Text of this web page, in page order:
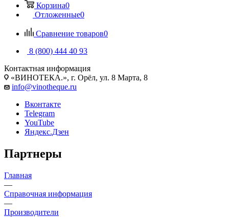
Корзина0
Отложенные0
Сравнение товаров0
8 (800) 444 40 93
Контактная информация
«ВИНОТЕКА.», г. Орёл, ул. 8 Марта, 8
info@vinotheque.ru
Вконтакте
Telegram
YouTube
Яндекс.Дзен
Партнеры
Главная
—
Справочная информация
—
Производители